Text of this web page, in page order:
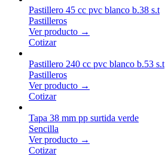
Pastillero 45 cc pvc blanco b.38 s.t
Pastilleros
Ver producto →
Cotizar
Pastillero 240 cc pvc blanco b.53 s.t
Pastilleros
Ver producto →
Cotizar
Tapa 38 mm pp surtida verde
Sencilla
Ver producto →
Cotizar